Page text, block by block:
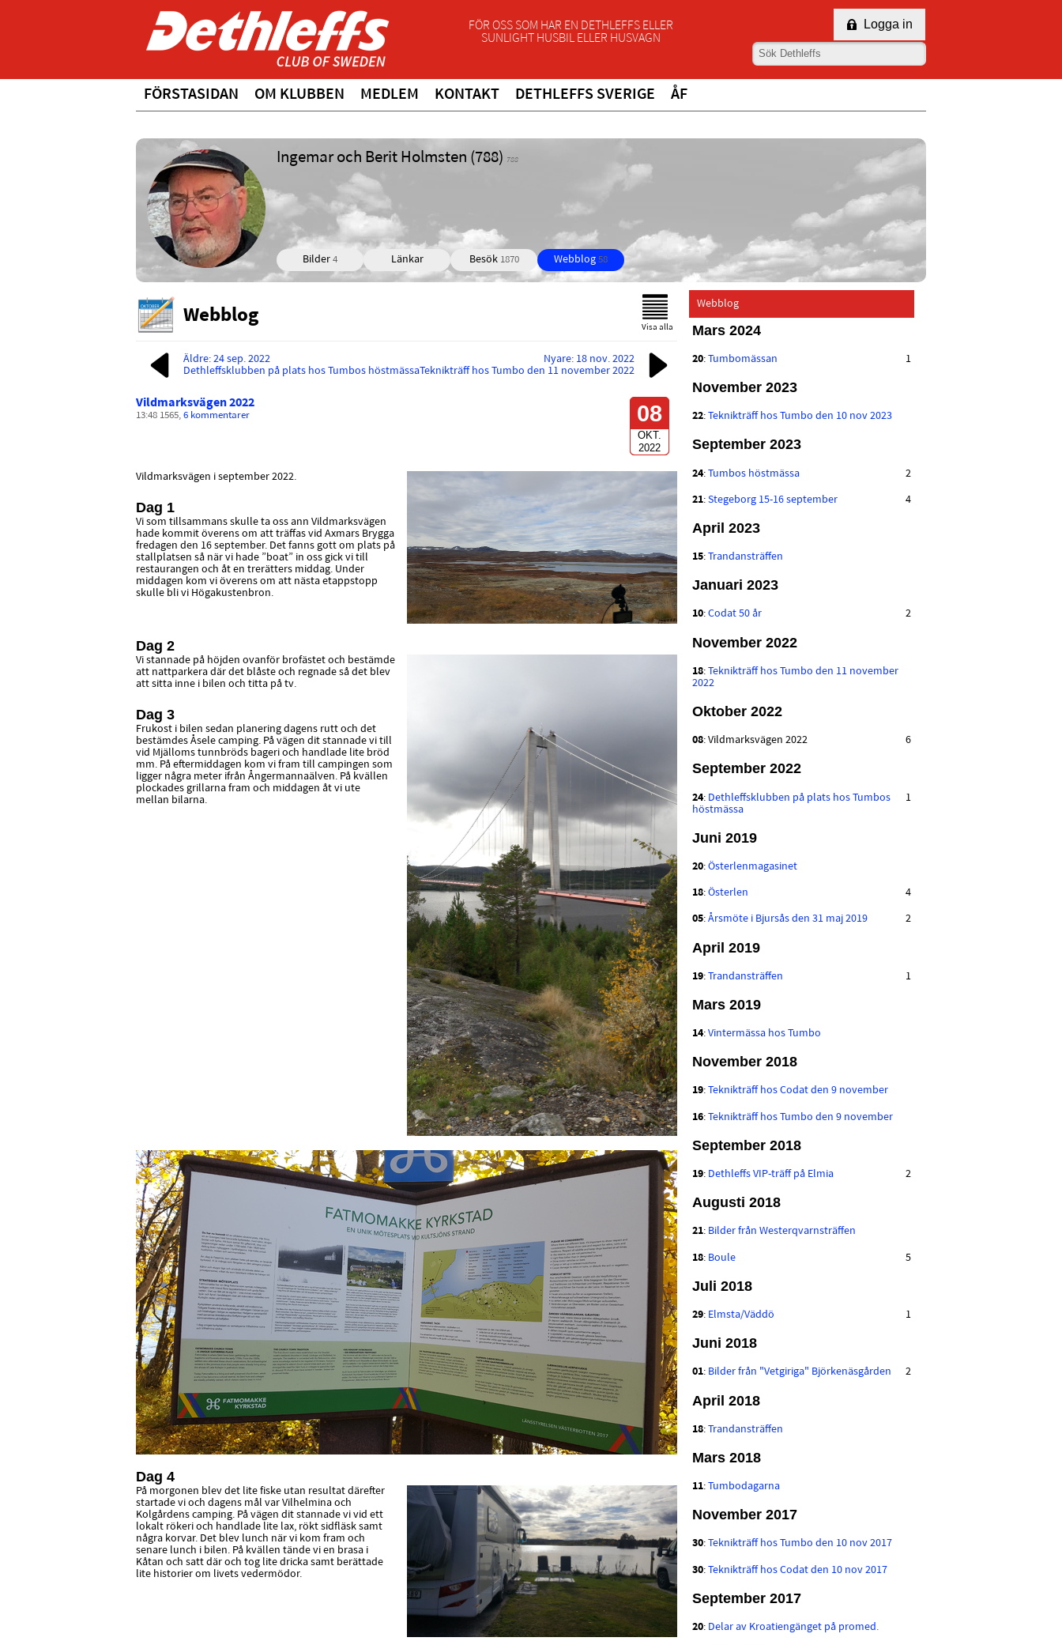
FÖR OSS SOM HAR EN DETHLEFFS ELLER
SUNLIGHT HUSBIL ELLER HUSVAGN
Logga in
FÖRSTASIDAN OM KLUBBEN MEDLEM KONTAKT DETHLEFFS SVERIGE ÅF
Ingemar och Berit Holmsten (788) 788
Bilder 4 Länkar Besök 1870 Webblog 58
Webblog
Visa alla
Äldre: 24 sep. 2022
Dethleffsklubben på plats hos Tumbos höstmässa
Nyare: 18 nov. 2022
Teknikträff hos Tumbo den 11 november 2022
08
OKT.
2022
Vildmarksvägen 2022
13:48 1565, 6 kommentarer
Vildmarksvägen i september 2022.
Dag 1
Vi som tillsammans skulle ta oss ann Vildmarksvägen
hade kommit överens om att träffas vid Axmars Brygga
fredagen den 16 september. Det fanns gott om plats på
stallplatsen så när vi hade ”boat” in oss gick vi till
restaurangen och åt en trerätters middag. Under
middagen kom vi överens om att nästa etappstopp
skulle bli vi Högakustenbron.
Dag 2
Vi stannade på höjden ovanför brofästet och bestämde
att nattparkera där det blåste och regnade så det blev
att sitta inne i bilen och titta på tv.
Dag 3
Frukost i bilen sedan planering dagens rutt och det
bestämdes Åsele camping. På vägen dit stannade vi till
vid Mjälloms tunnbröds bageri och handlade lite bröd
mm. På eftermiddagen kom vi fram till campingen som
ligger några meter ifrån Ångermannaälven. På kvällen
plockades grillarna fram och middagen åt vi ute
mellan bilarna.
Dag 4
På morgonen blev det lite fiske utan resultat därefter
startade vi och dagens mål var Vilhelmina och
Kolgårdens camping. På vägen dit stannade vi vid ett
lokalt rökeri och handlade lite lax, rökt sidfläsk samt
några korvar. Det blev lunch när vi kom fram och
senare lunch i bilen. På kvällen tände vi en brasa i
Kåtan och satt där och tog lite dricka samt berättade
lite historier om livets vedermödor.
Webblog
Mars 2024
1
20:Tumbomässan
November 2023
22:Teknikträff hos Tumbo den 10 nov 2023
September 2023
2
24:Tumbos höstmässa
4
21:Stegeborg 15-16 september
April 2023
15:Trandansträffen
Januari 2023
2
10:Codat 50 år
November 2022
18:Teknikträff hos Tumbo den 11 november
2022
Oktober 2022
6
08:Vildmarksvägen 2022
September 2022
1
24: Dethleffsklubben på plats hos Tumbos
höstmässa
Juni 2019
20:Österlenmagasinet
4
18:Österlen
2
05:Årsmöte i Bjursås den 31 maj 2019
April 2019
1
19:Trandansträffen
Mars 2019
14:Vintermässa hos Tumbo
November 2018
19:Teknikträff hos Codat den 9 november
16:Teknikträff hos Tumbo den 9 november
September 2018
2
19: Dethleffs VIP-träff på Elmia
Augusti 2018
21: Bilder från Westerqvarnsträffen
5
18: Boule
Juli 2018
1
29: Elmsta/Väddö
Juni 2018
2
01: Bilder från "Vetgiriga" Björkenäsgården
April 2018
18:Trandansträffen
Mars 2018
11:Tumbodagarna
November 2017
30:Teknikträff hos Tumbo den 10 nov 2017
30:Teknikträff hos Codat den 10 nov 2017
September 2017
20: Delar av Kroatiengänget på promed.